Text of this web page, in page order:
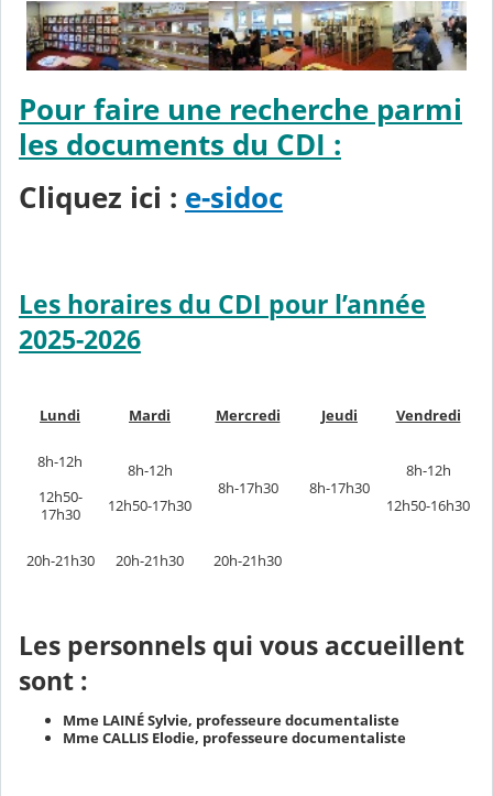
Pour faire une recherche parmi
les documents du CDI :
Cliquez ici : e-sidoc
Les horaires du CDI pour l’année
2025-2026
Lundi Mardi Mercredi Jeudi Vendredi
8h-12h
12h50-
17h30
8h-12h
12h50-17h30
8h-17h30 8h-17h30
8h-12h
12h50-16h30
20h-21h30 20h-21h30 20h-21h30
Les personnels qui vous accueillent
sont :
Mme LAINÉ Sylvie, professeure documentaliste
Mme CALLIS Elodie, professeure documentaliste